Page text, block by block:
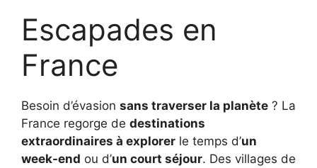
Escapades en
France
Besoin d’évasion sans traverser la planète ? La
France regorge de destinations
extraordinaires à explorer le temps d’un
week-end ou d’un court séjour. Des villages de